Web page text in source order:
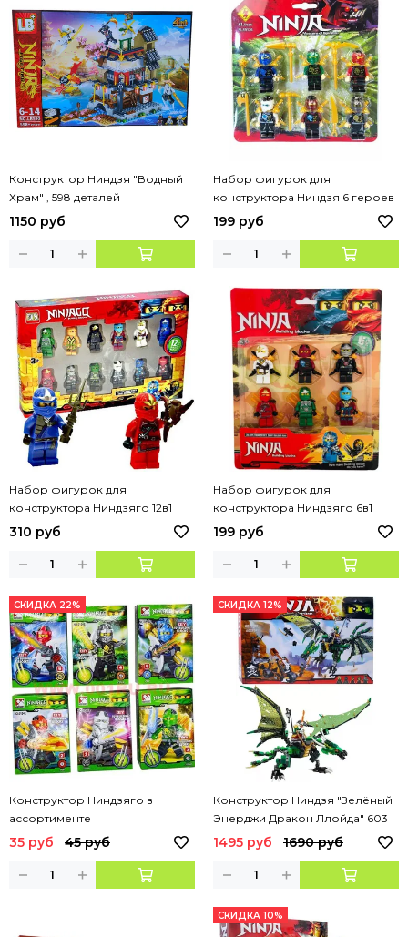
Конструктор Ниндзя "Водный
Храм" , 598 деталей
1150 руб
Набор фигурок для
конструктора Ниндзя 6 героев
199 руб
Набор фигурок для
конструктора Ниндзяго 12в1
310 руб
Набор фигурок для
конструктора Ниндзяго 6в1
199 руб
СКИДКА 22%
Конструктор Ниндзяго в
ассортименте
35 руб 45 руб
СКИДКА 12%
Конструктор Ниндзя "Зелёный
Энерджи Дракон Ллойда" 603
детали, арт. 10526
1495 руб 1690 руб
СКИДКА 10%